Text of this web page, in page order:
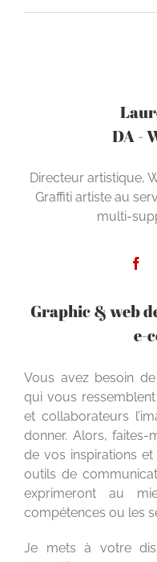
DA -
Directeur artistique,
Graffiti artiste au
multi-
Graphic & web
e-
Vous avez besoin
qui vous
et collaborateurs
donner. Alors,
de vos inspirations
outils de
exprimeront au
compétences ou les
Je mets à votre